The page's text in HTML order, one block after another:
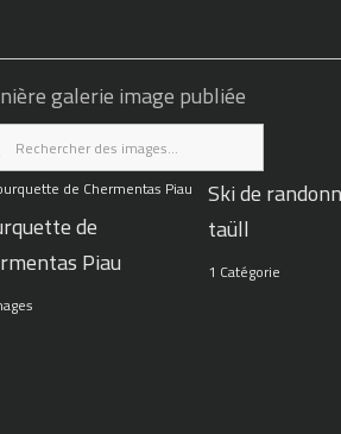
galerie image publiée
de
Piau
Ski de
taüll
1 Catégorie